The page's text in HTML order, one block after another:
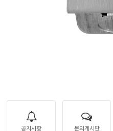
공지사항 문의게시판